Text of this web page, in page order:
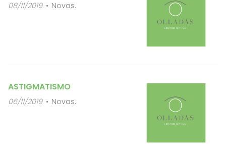
08/11/2019 Novas.
ASTIGMATISMO
06/11/2019 Novas.